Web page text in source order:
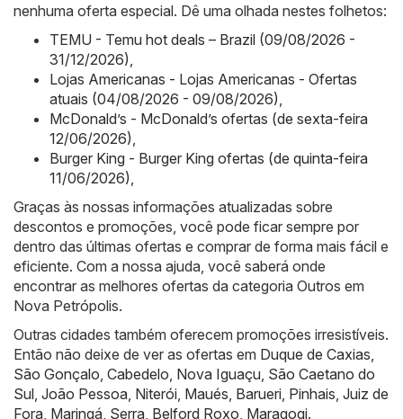
nenhuma oferta especial. Dê uma olhada nestes folhetos:
TEMU - Temu hot deals – Brazil (09/08/2026 -
31/12/2026)
Lojas Americanas - Lojas Americanas - Ofertas
atuais (04/08/2026 - 09/08/2026)
McDonald’s - McDonald’s ofertas (de sexta-feira
12/06/2026)
Burger King - Burger King ofertas (de quinta-feira
11/06/2026)
Graças às nossas informações atualizadas sobre
descontos e promoções, você pode ficar sempre por
dentro das últimas ofertas e comprar de forma mais fácil e
eficiente. Com a nossa ajuda, você saberá onde
encontrar as melhores ofertas da categoria Outros em
Nova Petrópolis.
Outras cidades também oferecem promoções irresistíveis.
Então não deixe de ver as ofertas em Duque de Caxias
São Gonçalo Cabedelo Nova Iguaçu São Caetano do
Sul João Pessoa Niterói Maués Barueri Pinhais Juiz de
Fora Maringá Serra Belford Roxo Maragogi.